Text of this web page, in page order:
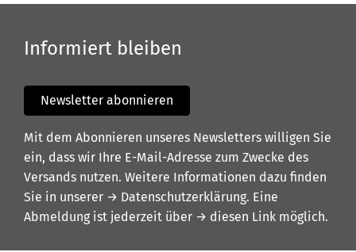
Informiert bleiben
Newsletter abonnieren
Mit dem Abonnieren unseres Newsletters willigen Sie
ein, dass wir Ihre E-Mail-Adresse zum Zwecke des
Versands nutzen. Weitere Informationen dazu finden
Sie in unserer → Datenschutzerklärung. Eine
Abmeldung ist jederzeit über → diesen Link möglich.